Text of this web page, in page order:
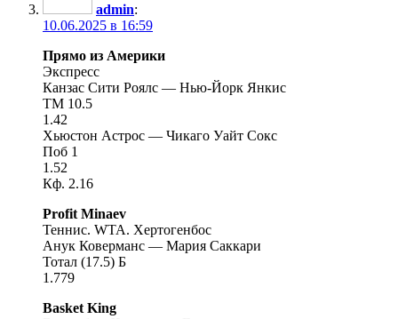
admin:
10.06.2025 в 16:59
Прямо из Америки
Экспресс
Канзас Сити Роялс — Нью-Йорк Янкис
ТМ 10.5
1.42
Хьюстон Астрос — Чикаго Уайт Сокс
Поб 1
1.52
Кф. 2.16
Profit Minaev
Теннис. WTA. Хертогенбос
Анук Коверманс — Мария Саккари
Тотал (17.5) Б
1.779
Basket King